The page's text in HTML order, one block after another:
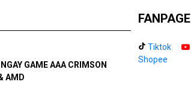
GAME AAA CRIMSON
AMD
FANPAGE
Tiktok
Shopee